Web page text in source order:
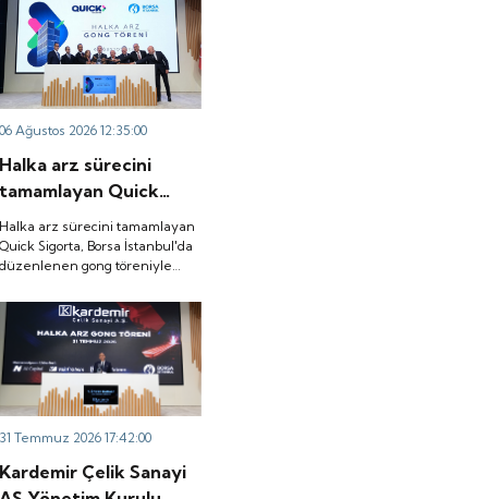
06 Ağustos 2026 12:35:00
Halka arz sürecini
tamamlayan Quick
Sigorta, Borsa
İstanbul'da düzenlenen
gong töreniyle 'QUICK'
başladı.
Halka arz sürecini tamamlayan
Quick Sigorta, Borsa İstanbul'da
düzenlenen gong töreniyle
başladı.
31 Temmuz 2026 17:42:00
Kardemir Çelik Sanayi